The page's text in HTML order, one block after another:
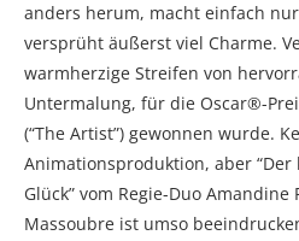
anders herum, macht einfach
versprüht äußerst viel Charme.
warmherzige Streifen von
Untermalung, für die Oscar®-
(“The Artist”) gewonnen wurde.
Animationsproduktion, aber
Glück” vom Regie-Duo
Massoubre ist umso